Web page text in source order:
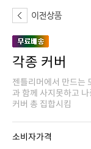
각종 커버
커버 총 집합시킴
소비자가격